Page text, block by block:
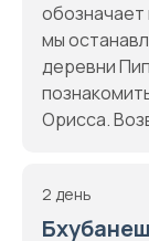
мы
деревни
Орисса.
2 день